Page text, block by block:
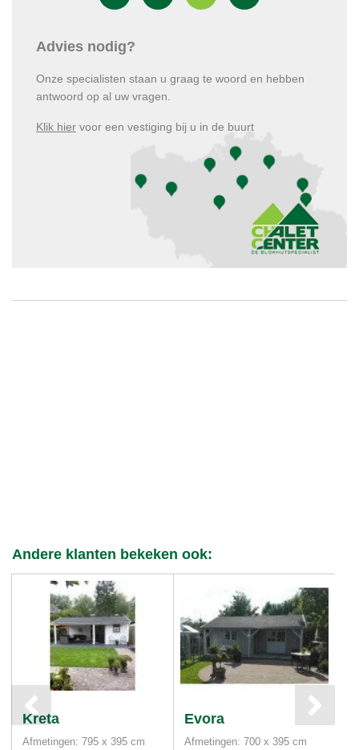
Advies nodig?
Onze specialisten staan u graag te woord en hebben
antwoord op al uw vragen.
Klik hier voor een vestiging bij u in de buurt
Andere klanten bekeken ook:
Kreta
Afmetingen: 795 x 395 cm
Evora
Afmetingen: 700 x 395 cm